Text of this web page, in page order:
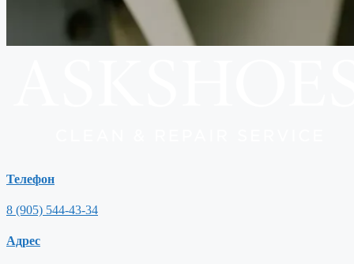
Телефон
8 (905) 544-43-34
Адрес